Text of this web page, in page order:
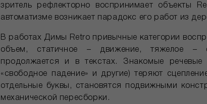
зритель рефлекторно воспринимает объекты
автоматизме возникает парадокс его работ из
В работах Димы Retro привычные категории
объем, статичное – движение, тяжелое –
продолжается и в текстах. Знакомые речевые
«свободное падение» и другие) теряют
отдельные буквы, становятся подвижными
механической пересборки.